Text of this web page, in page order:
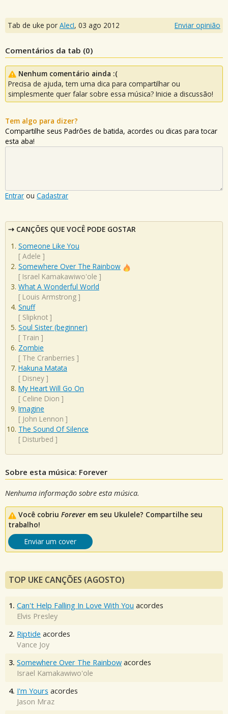
Tab de uke por AlecI, 03 ago 2012 Enviar opinião
Comentários da tab (0)
Nenhum comentário ainda :(
Precisa de ajuda, tem uma dica para compartilhar ou
simplesmente quer falar sobre essa música? Inicie a discussão!
Tem algo para dizer?
Compartilhe seus Padrões de batida, acordes ou dicas para tocar
esta aba!
Entrar ou Cadastrar
CANÇÕES QUE VOCÊ PODE GOSTAR
Someone Like You
[ Adele ]
Somewhere Over The Rainbow
[ Israel Kamakawiwo'ole ]
What A Wonderful World
[ Louis Armstrong ]
Snuff
[ Slipknot ]
Soul Sister (beginner)
[ Train ]
Zombie
[ The Cranberries ]
Hakuna Matata
[ Disney ]
My Heart Will Go On
[ Celine Dion ]
Imagine
[ John Lennon ]
The Sound Of Silence
[ Disturbed ]
Sobre esta música: Forever
Nenhuma informação sobre esta música.
Você cobriu Forever em seu Ukulele? Compartilhe seu
trabalho!
Enviar um cover
TOP UKE CANÇÕES (AGOSTO)
1. Can't Help Falling In Love With You acordes
Elvis Presley
2. Riptide acordes
Vance Joy
3. Somewhere Over The Rainbow acordes
Israel Kamakawiwo'ole
4. I'm Yours acordes
Jason Mraz